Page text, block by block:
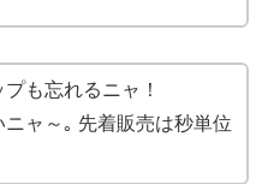
も忘れるニャ！
ャ～｡ 先着販売は秒単位